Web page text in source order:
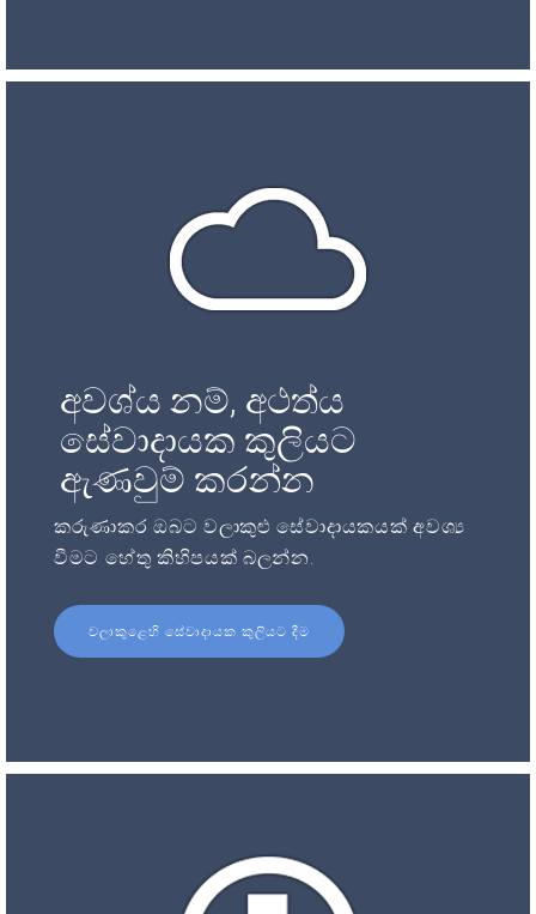
අවශ්ය නම්, අථත්ය
සේවාදායක කුලියට
ඇණවුම් කරන්න
කරුණාකර ඔබට වලාකුළු සේවාදායකයක් අවශ්‍ය
වීමට හේතු කිහිපයක් බලන්න.
වලාකුළෙහි සේවාදායක කුලියට දීම